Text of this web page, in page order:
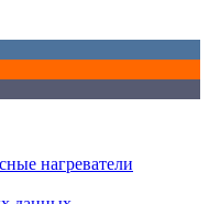
нагреватели